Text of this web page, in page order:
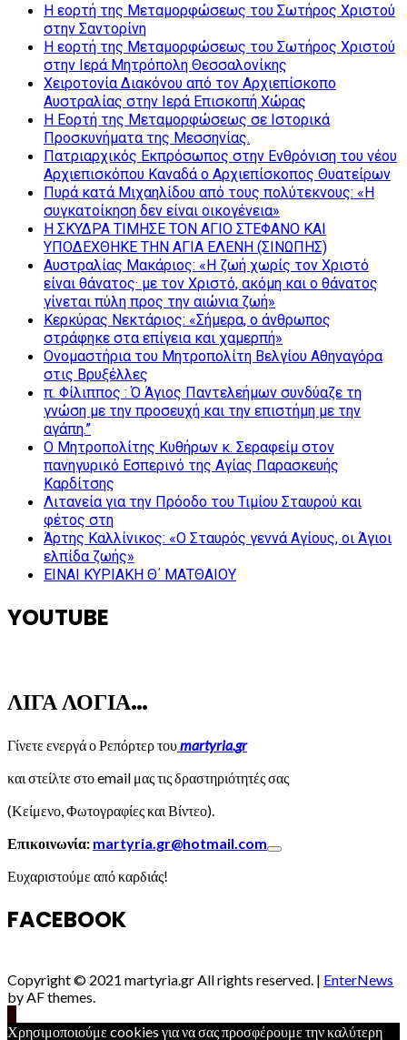
Η εορτή της Μεταμορφώσεως του Σωτήρος Χριστού
στην Σαντορίνη
Η εορτή της Μεταμορφώσεως του Σωτήρος Χριστού
στην Ιερά Μητρόπολη Θεσσαλονίκης
Χειροτονία Διακόνου από τον Αρχιεπίσκοπο
Αυστραλίας στην Ιερά Επισκοπή Χώρας
Η Εορτή της Μεταμορφώσεως σε Ιστορικά
Προσκυνήματα της Μεσσηνίας.
Πατριαρχικός Εκπρόσωπος στην Ενθρόνιση του νέου
Αρχιεπισκόπου Καναδά ο Αρχιεπίσκοπος Θυατείρων
Πυρά κατά Μιχαηλίδου από τους πολύτεκνους: «Η
συγκατοίκηση δεν είναι οικογένεια»
Η ΣΚΥΔΡΑ ΤΙΜΗΣΕ ΤΟΝ ΑΓΙΟ ΣΤΕΦΑΝΟ ΚΑΙ
ΥΠΟΔΕΧΘΗΚΕ ΤΗΝ ΑΓΙΑ ΕΛΕΝΗ (ΣΙΝΩΠΗΣ)
Αυστραλίας Μακάριος: «Η ζωή χωρίς τον Χριστό
είναι θάνατος· με τον Χριστό, ακόμη και ο θάνατος
γίνεται πύλη προς την αιώνια ζωή»
Κερκύρας Νεκτάριος: «Σήμερα, ο άνθρωπος
στράφηκε στα επίγεια και χαμερπή»
Ονομαστήρια του Μητροπολίτη Βελγίου Αθηναγόρα
στις Βρυξέλλες
π. Φίλιππος : Ό Άγιος Παντελεήμων συνδύαζε τη
γνώση με την προσευχή και την επιστήμη με την
αγάπη.”
Ο Μητροπολίτης Κυθήρων κ. Σεραφείμ στον
πανηγυρικό Εσπερινό της Αγίας Παρασκευής
Καρδίτσης
Λιτανεία για την Πρόοδο του Τιμίου Σταυρού και
φέτος στη
Άρτης Καλλίνικος: «Ο Σταυρός γεννά Αγίους, οι Άγιοι
ελπίδα ζωής»
ΕΙΝΑΙ ΚΥΡΙΑΚΗ Θ΄ ΜΑΤΘΑΙΟΥ
YOUTUBE
ΛΙΓΑ ΛΟΓΙΑ…
Γίνετε ενεργά ο Ρεπόρτερ τουmartyria.gr
και στείλτε στο email μας τις δραστηριότητές σας
(Κείμενο, Φωτογραφίες και Βίντεο).
Επικοινωνία: martyria.gr@hotmail.com
Ευχαριστούμε από καρδιάς!
FACEBOOK
Copyright © 2021 martyria.gr All rights reserved. | EnterNews
by AF themes.
Χρησιμοποιούμε cookies για να σας προσφέρουμε την καλύτερη